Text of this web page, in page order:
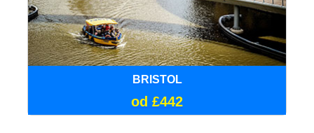
BRISTOL
od £442